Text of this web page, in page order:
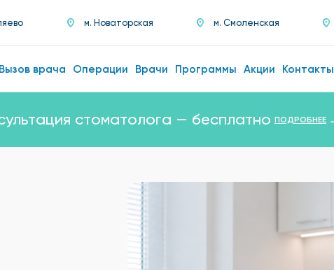
м. Новаторская м. Смоленская
Вызов врача Операции Врачи Программы Акции Контакты
стоматолога — бесплатно ПОДРОБНЕЕ